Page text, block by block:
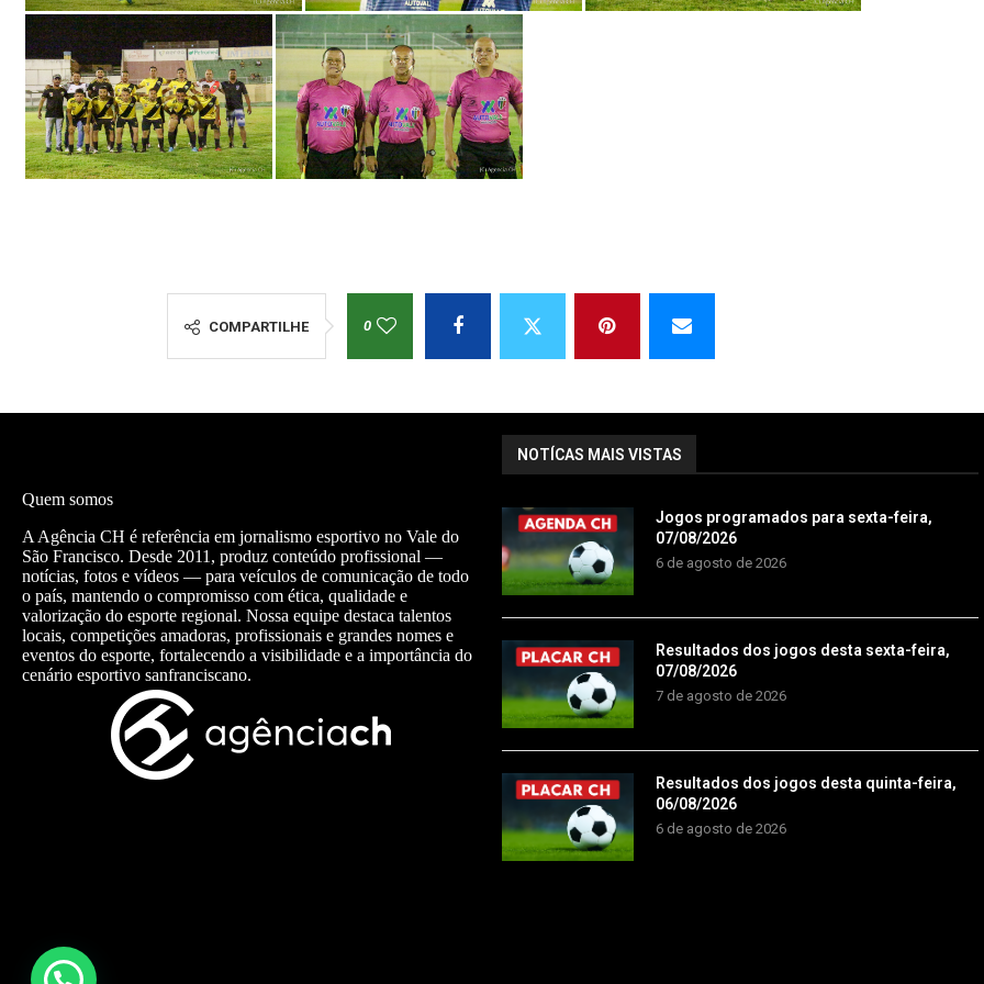
COMPARTILHE 0
Quem somos
A Agência CH é referência em jornalismo esportivo no Vale do
São Francisco. Desde 2011, produz conteúdo profissional —
notícias, fotos e vídeos — para veículos de comunicação de todo
o país, mantendo o compromisso com ética, qualidade e
valorização do esporte regional. Nossa equipe destaca talentos
locais, competições amadoras, profissionais e grandes nomes e
eventos do esporte, fortalecendo a visibilidade e a importância do
cenário esportivo sanfranciscano.
NOTÍCAS MAIS VISTAS
Jogos programados para sexta-feira,
07/08/2026
6 de agosto de 2026
Resultados dos jogos desta sexta-feira,
07/08/2026
7 de agosto de 2026
Resultados dos jogos desta quinta-feira,
06/08/2026
6 de agosto de 2026